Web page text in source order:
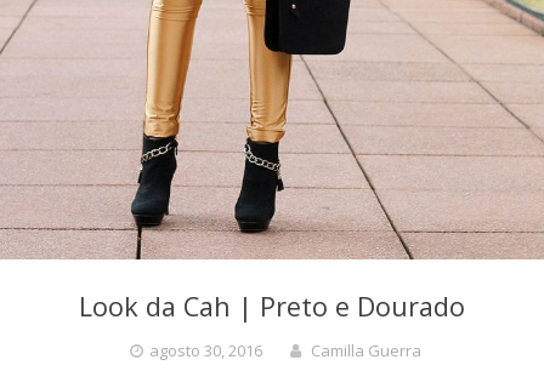
Look da Cah | Preto e Dourado
agosto 30, 2016 Camilla Guerra